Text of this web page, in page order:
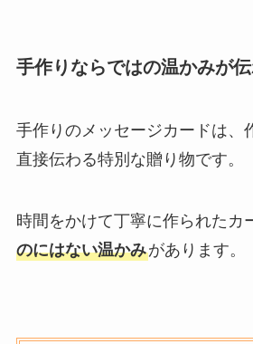
手作りならではの温かみが
手作りのメッセージカードは、
直接伝わる特別な贈り物です。
時間をかけて丁寧に作られたカ
のにはない温かみがあります。